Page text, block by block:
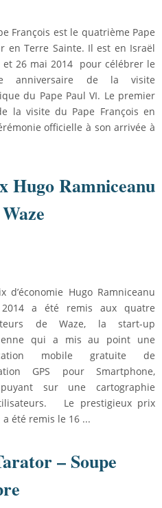
François est le quatrième Pape
en Terre Sainte. Il est en Israël
et 26 mai 2014 pour célébrer le
anniversaire de la visite
du Pape Paul VI. Le premier
la visite du Pape François en
officielle à son arrivée à
Hugo Ramniceanu
d’économie Hugo Ramniceanu
a été remis aux quatre
de Waze, la start-up
qui a mis au point une
mobile gratuite de
GPS pour Smartphone,
sur une cartographie
Le prestigieux prix
a été remis le 16 ...
– Soupe